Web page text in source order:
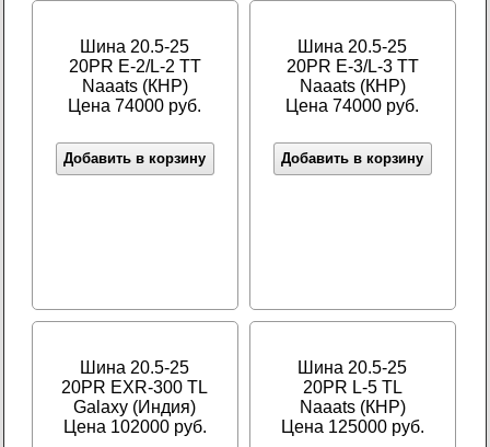
Шина 20.5-25
20PR E-2/L-2 TT
Naaats (КНР)
Цена 74000 руб.
Добавить в корзину
Шина 20.5-25
20PR E-3/L-3 TT
Naaats (КНР)
Цена 74000 руб.
Добавить в корзину
Шина 20.5-25
20PR EXR-300 TL
Galaxy (Индия)
Цена 102000 руб.
Шина 20.5-25
20PR L-5 TL
Naaats (КНР)
Цена 125000 руб.